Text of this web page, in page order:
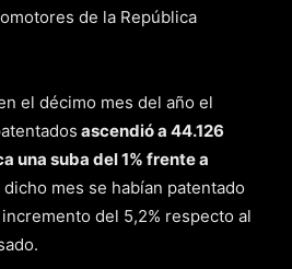
de la República
el décimo mes del año el
ascendió a 44.126
una suba del 1% frente a
dicho mes se habían patentado
del 5,2% respecto al